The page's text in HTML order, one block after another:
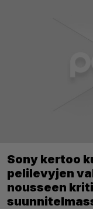
Sony kertoo
pelilevyjen
nousseen